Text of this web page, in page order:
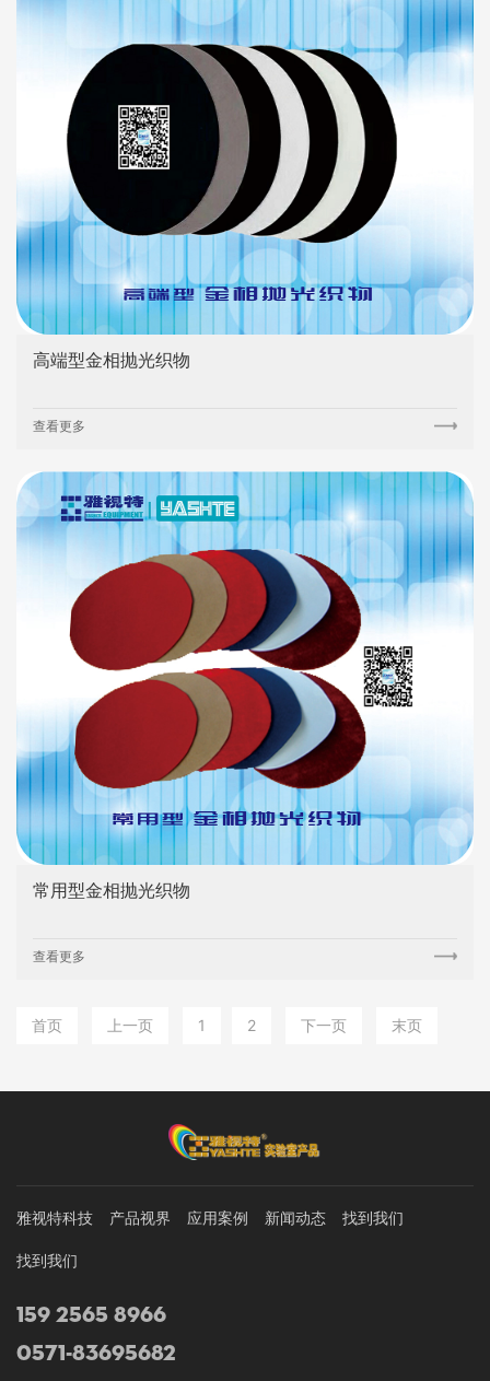
高端型金相抛光织物
查看更多
常用型金相抛光织物
查看更多
首页 上一页 1 2 下一页 末页
雅视特科技 产品视界 应用案例 新闻动态 找到我们
找到我们
159 2565 8966
0571-83695682